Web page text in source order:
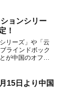
ョンシリー
！
リーズ」や「云
ラインドボック
が中国のオフィ
15日より中国